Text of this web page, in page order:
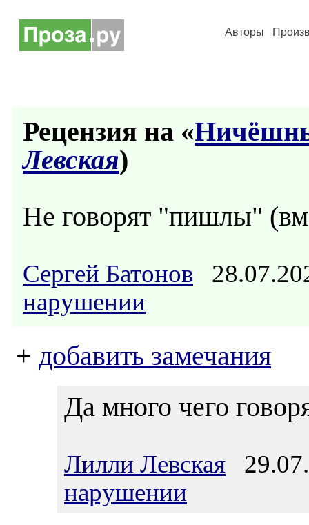
Авторы
Рецензия на «
Левская)
Не говорят "пишлы"
Сергей Батонов
нарушении
+ добавить замечания
Да много чего
Лилли Левская
нарушении